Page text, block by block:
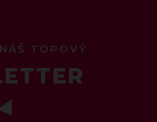
TOPOVÝ